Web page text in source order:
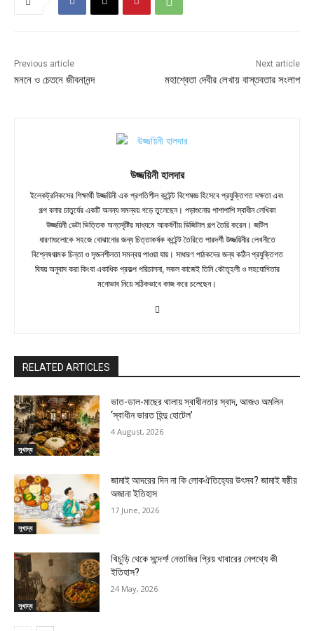
Previous article
মননে ও চেতনে জীবনানন্দ
Next article
মহাশ্বেতা দেবীর লেখায় বাস্তবতার সংলাপ
উজ্জয়িনী হালদার
ইলেকট্রনিকসের শিক্ষার্থী উজ্জয়িনী এক প্রগতিশীল কন্টেন্ট বিশেষজ্ঞ হিসেবে প্রযুক্তিগত দক্ষতা এবং
গল্প বলার চাতুর্যের একটি অনন্য সমন্বয় গড়ে তুলেছেন। পড়াশুনোর পাশাপাশি স্বাধীন লেখিকা
উজ্জয়িনী ডেটা ভিত্তিক অন্তর্দৃষ্টির মাধ্যমে আকর্ষণীয় ডিজিটাল গল্প তৈরি করেন। জটিল
ধারণাগুলোকে সহজে বোঝানোর জন্য চিত্তাকর্ষক কন্টেন্ট তৈরিতে পারদর্শী উজ্জয়িনীর লেখনীতে
বিশ্লেষণাত্মক চিন্তা ও সৃজনশীলতা সমন্বয় পাওয়া যায়। সাধারণ পাঠকদের জন্য কঠিন প্রযুক্তিগত
বিষয় অনুবাদ করা কিংবা একাধিক প্রকল্প পরিচালনা, সকল কাজেই তিনি কৌতূহলী ও সহযোগিতার
মনোভাব নিয়ে সঠিকভাবে কাজ করে চলেছেন।
RELATED ARTICLES
সুখাদ্য
ভাত-ডাল-মাছের থালায় স্বাধীনতার স্বাদ, আজও অমলিন
‘স্বাধীন ভারত হিন্দু হোটেল’
4 August, 2026
সুখাদ্য
জামাই আদরের দিন না কি লোকঐতিহ্যের উৎসব? জামাই ষষ্ঠীর
অজানা ইতিহাস
17 June, 2026
সুখাদ্য
খিচুড়ি থেকে সন্দেশ! নেতাজির প্রিয় খাবারের নেপথ্যে কী
ইতিহাস?
24 May, 2026